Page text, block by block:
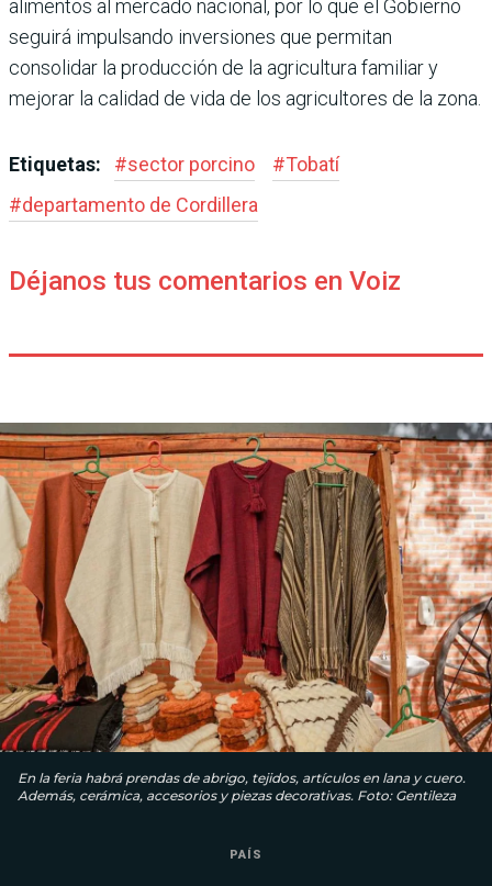
alimen­tos al mercado nacional, por lo que el Gobierno
seguirá impul­sando inversiones que permi­tan
consolidar la producción de la agricultura familiar y
mejo­rar la calidad de vida de los agri­cultores de la zona.
Etiquetas: #sector porcino #Tobatí
#departamento de Cordillera
Déjanos tus comentarios en Voiz
En la feria habrá prendas de abrigo, tejidos, artículos en lana y cuero.
Además, cerámica, accesorios y piezas decorativas. Foto: Gentileza
PAÍS